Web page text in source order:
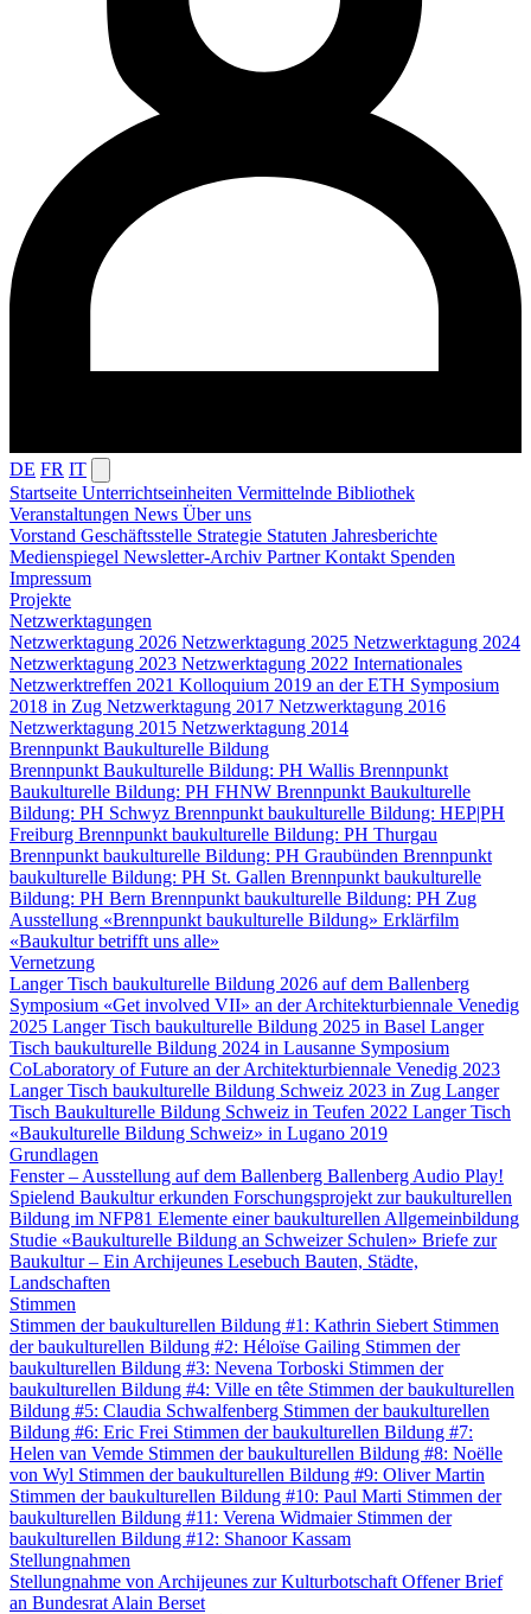
DE FR IT
Startseite Unterrichtseinheiten Vermittelnde Bibliothek
Veranstaltungen News Über uns
Vorstand Geschäftsstelle Strategie Statuten Jahresberichte
Medienspiegel Newsletter-Archiv PartnerKontakt Spenden
Impressum
Projekte
Netzwerktagungen
Netzwerktagung 2026 Netzwerktagung 2025 Netzwerktagung 2024
Netzwerktagung 2023 Netzwerktagung 2022 Internationales
Netzwerktreffen 2021 Kolloquium 2019 an der ETH Symposium
2018 in Zug Netzwerktagung 2017 Netzwerktagung 2016
Netzwerktagung 2015 Netzwerktagung 2014
Brennpunkt Baukulturelle Bildung
Brennpunkt Baukulturelle Bildung: PH Wallis Brennpunkt
Baukulturelle Bildung: PH FHNW Brennpunkt Baukulturelle
Bildung: PH Schwyz Brennpunkt baukulturelle Bildung: HEP|PH
Freiburg Brennpunkt baukulturelle Bildung: PH Thurgau
Brennpunkt baukulturelle Bildung: PH Graubünden Brennpunkt
baukulturelle Bildung: PH St. Gallen Brennpunkt baukulturelle
Bildung: PH Bern Brennpunkt baukulturelle Bildung: PH Zug
Ausstellung «Brennpunkt baukulturelle Bildung» Erklärfilm
«Baukultur betrifft uns alle»
Vernetzung
Langer Tisch baukulturelle Bildung 2026 auf dem Ballenberg
Symposium «Get involved VII» an der Architekturbiennale Venedig
2025 Langer Tisch baukulturelle Bildung 2025 in Basel Langer
Tisch baukulturelle Bildung 2024 in Lausanne Symposium
CoLaboratory of Future an der Architekturbiennale Venedig 2023
Langer Tisch baukulturelle Bildung Schweiz 2023 in Zug Langer
Tisch Baukulturelle Bildung Schweiz in Teufen 2022 Langer Tisch
«Baukulturelle Bildung Schweiz» in Lugano 2019
Grundlagen
Fenster – Ausstellung auf dem Ballenberg Ballenberg Audio Play!
Spielend Baukultur erkunden Forschungsprojekt zur baukulturellen
Bildung im NFP81 Elemente einer baukulturellen Allgemeinbildung
Studie «Baukulturelle Bildung an Schweizer Schulen» Briefe zur
Baukultur – Ein Archijeunes Lesebuch Bauten, Städte,
Landschaften
Stimmen
Stimmen der baukulturellen Bildung #1: Kathrin Siebert Stimmen
der baukulturellen Bildung #2: Héloïse Gailing Stimmen der
baukulturellen Bildung #3: Nevena Torboski Stimmen der
baukulturellen Bildung #4: Ville en tête Stimmen der baukulturellen
Bildung #5: Claudia Schwalfenberg Stimmen der baukulturellen
Bildung #6: Eric Frei Stimmen der baukulturellen Bildung #7:
Helen van Vemde Stimmen der baukulturellen Bildung #8: Noëlle
von Wyl Stimmen der baukulturellen Bildung #9: Oliver Martin
Stimmen der baukulturellen Bildung #10: Paul Marti Stimmen der
baukulturellen Bildung #11: Verena Widmaier Stimmen der
baukulturellen Bildung #12: Shanoor Kassam
Stellungnahmen
Stellungnahme von Archijeunes zur Kulturbotschaft Offener Brief
an Bundesrat Alain Berset